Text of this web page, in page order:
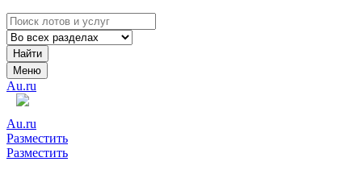
Найти
Меню
Au.ru
Au.ru
Разместить
Разместить